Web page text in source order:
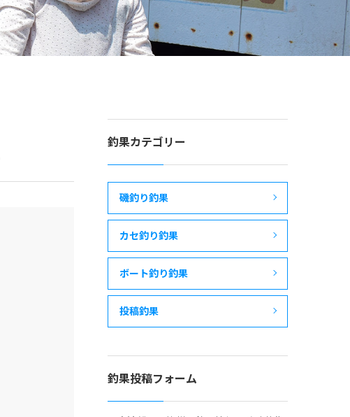
釣果カテゴリー
磯釣り釣果
カセ釣り釣果
ボート釣り釣果
投稿釣果
釣果投稿フォーム